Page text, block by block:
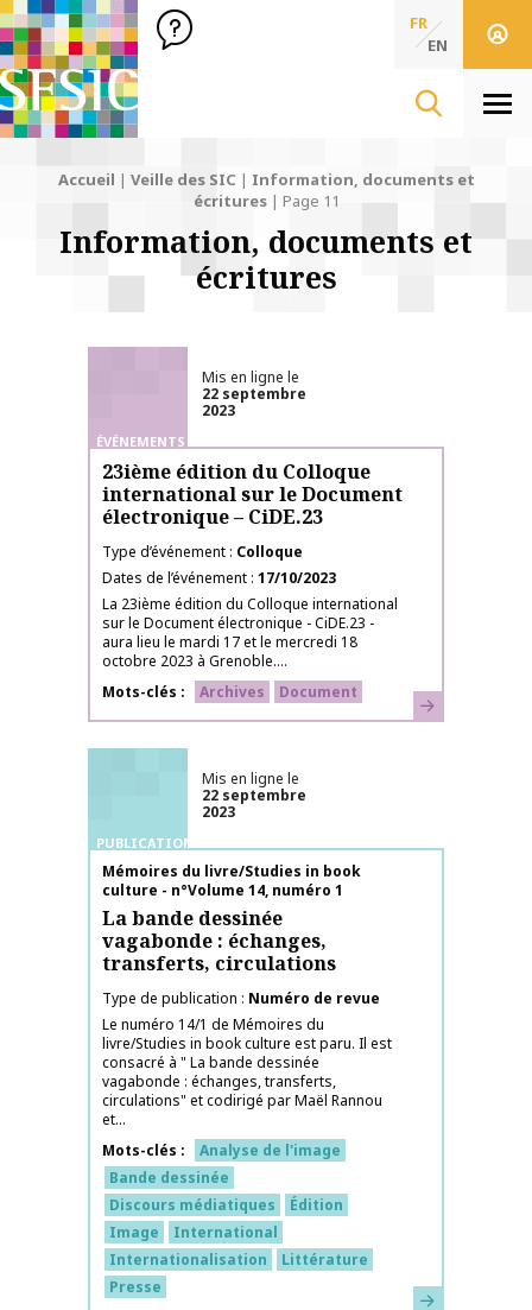
SFSIC Société Française des Sciences de l'Information & de
Société Française des Sciences
de l'Information
FR
EN
Accueil | Veille des SIC | Information, documents et
écritures| Page 11
Information, documents et
écritures
ÉVÉNEMENTS
Mis en ligne le
22 septembre
2023
23ième édition du Colloque
international sur le Document
électronique – CiDE.23
Type d’événement Colloque
Dates de l’événement 17/10/2023
La 23ième édition du Colloque international
sur le Document électronique - CiDE.23 -
aura lieu le mardi 17 et le mercredi 18
octobre 2023 à Grenoble....
Mots-clés
Archives Document En savoir plus
PUBLICATIONS
Mis en ligne le
22 septembre
2023
Nom de la publication
Mémoires du livre/Studies in book
culture - n°Volume 14, numéro 1
La bande dessinée
vagabonde : échanges,
transferts, circulations
Type de publication
Numéro de revue
Le numéro 14/1 de Mémoires du
livre/Studies in book culture est paru. Il est
consacré à " La bande dessinée
vagabonde : échanges, transferts,
circulations" et codirigé par Maël Rannou
et...
Mots-clés
Analyse de l'image
Bande dessinée
Discours médiatiques
Édition
Image
International
Internationalisation
Littérature
Presse
En savoir plus